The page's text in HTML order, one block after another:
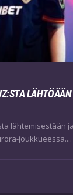
lähtemisestään
joukkueessa....